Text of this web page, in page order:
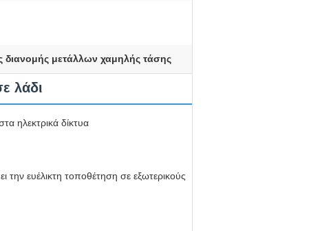
διανομής μετάλλων χαμηλής τάσης
λάδι
ηλεκτρικά δίκτυα
την ευέλικτη τοποθέτηση σε εξωτερικούς